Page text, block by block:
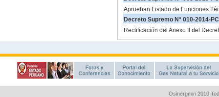
Osinergmin 2010